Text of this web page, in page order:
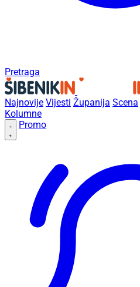
Pretraga
Najnovije Vijesti Županija Scena
Kolumne
Promo